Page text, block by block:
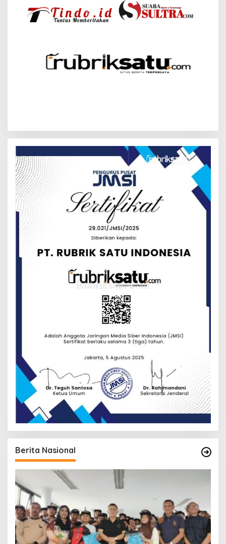
Berita Nasional